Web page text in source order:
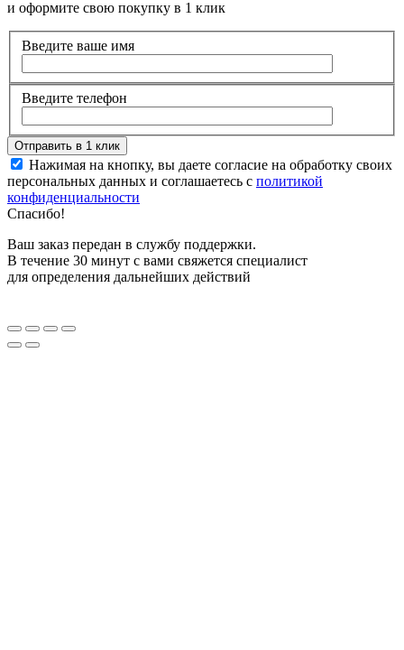
и оформите свою покупку в 1 клик
Введите ваше имя
Введите телефон
Нажимая на кнопку, вы даете согласие на обработку своих
персональных данных и соглашаетесь с политикой
конфиденциальности
Спасибо!
Ваш заказ передан в службу поддержки.
В течение 30 минут с вами свяжется специалист
для определения дальнейших действий